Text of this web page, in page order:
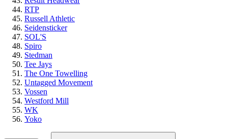
RTP
Russell Athletic
Seidensticker
SOL'S
Spiro
Stedman
Tee Jays
The One Towelling
Untagged Movement
Vossen
Westford Mill
WK
Yoko